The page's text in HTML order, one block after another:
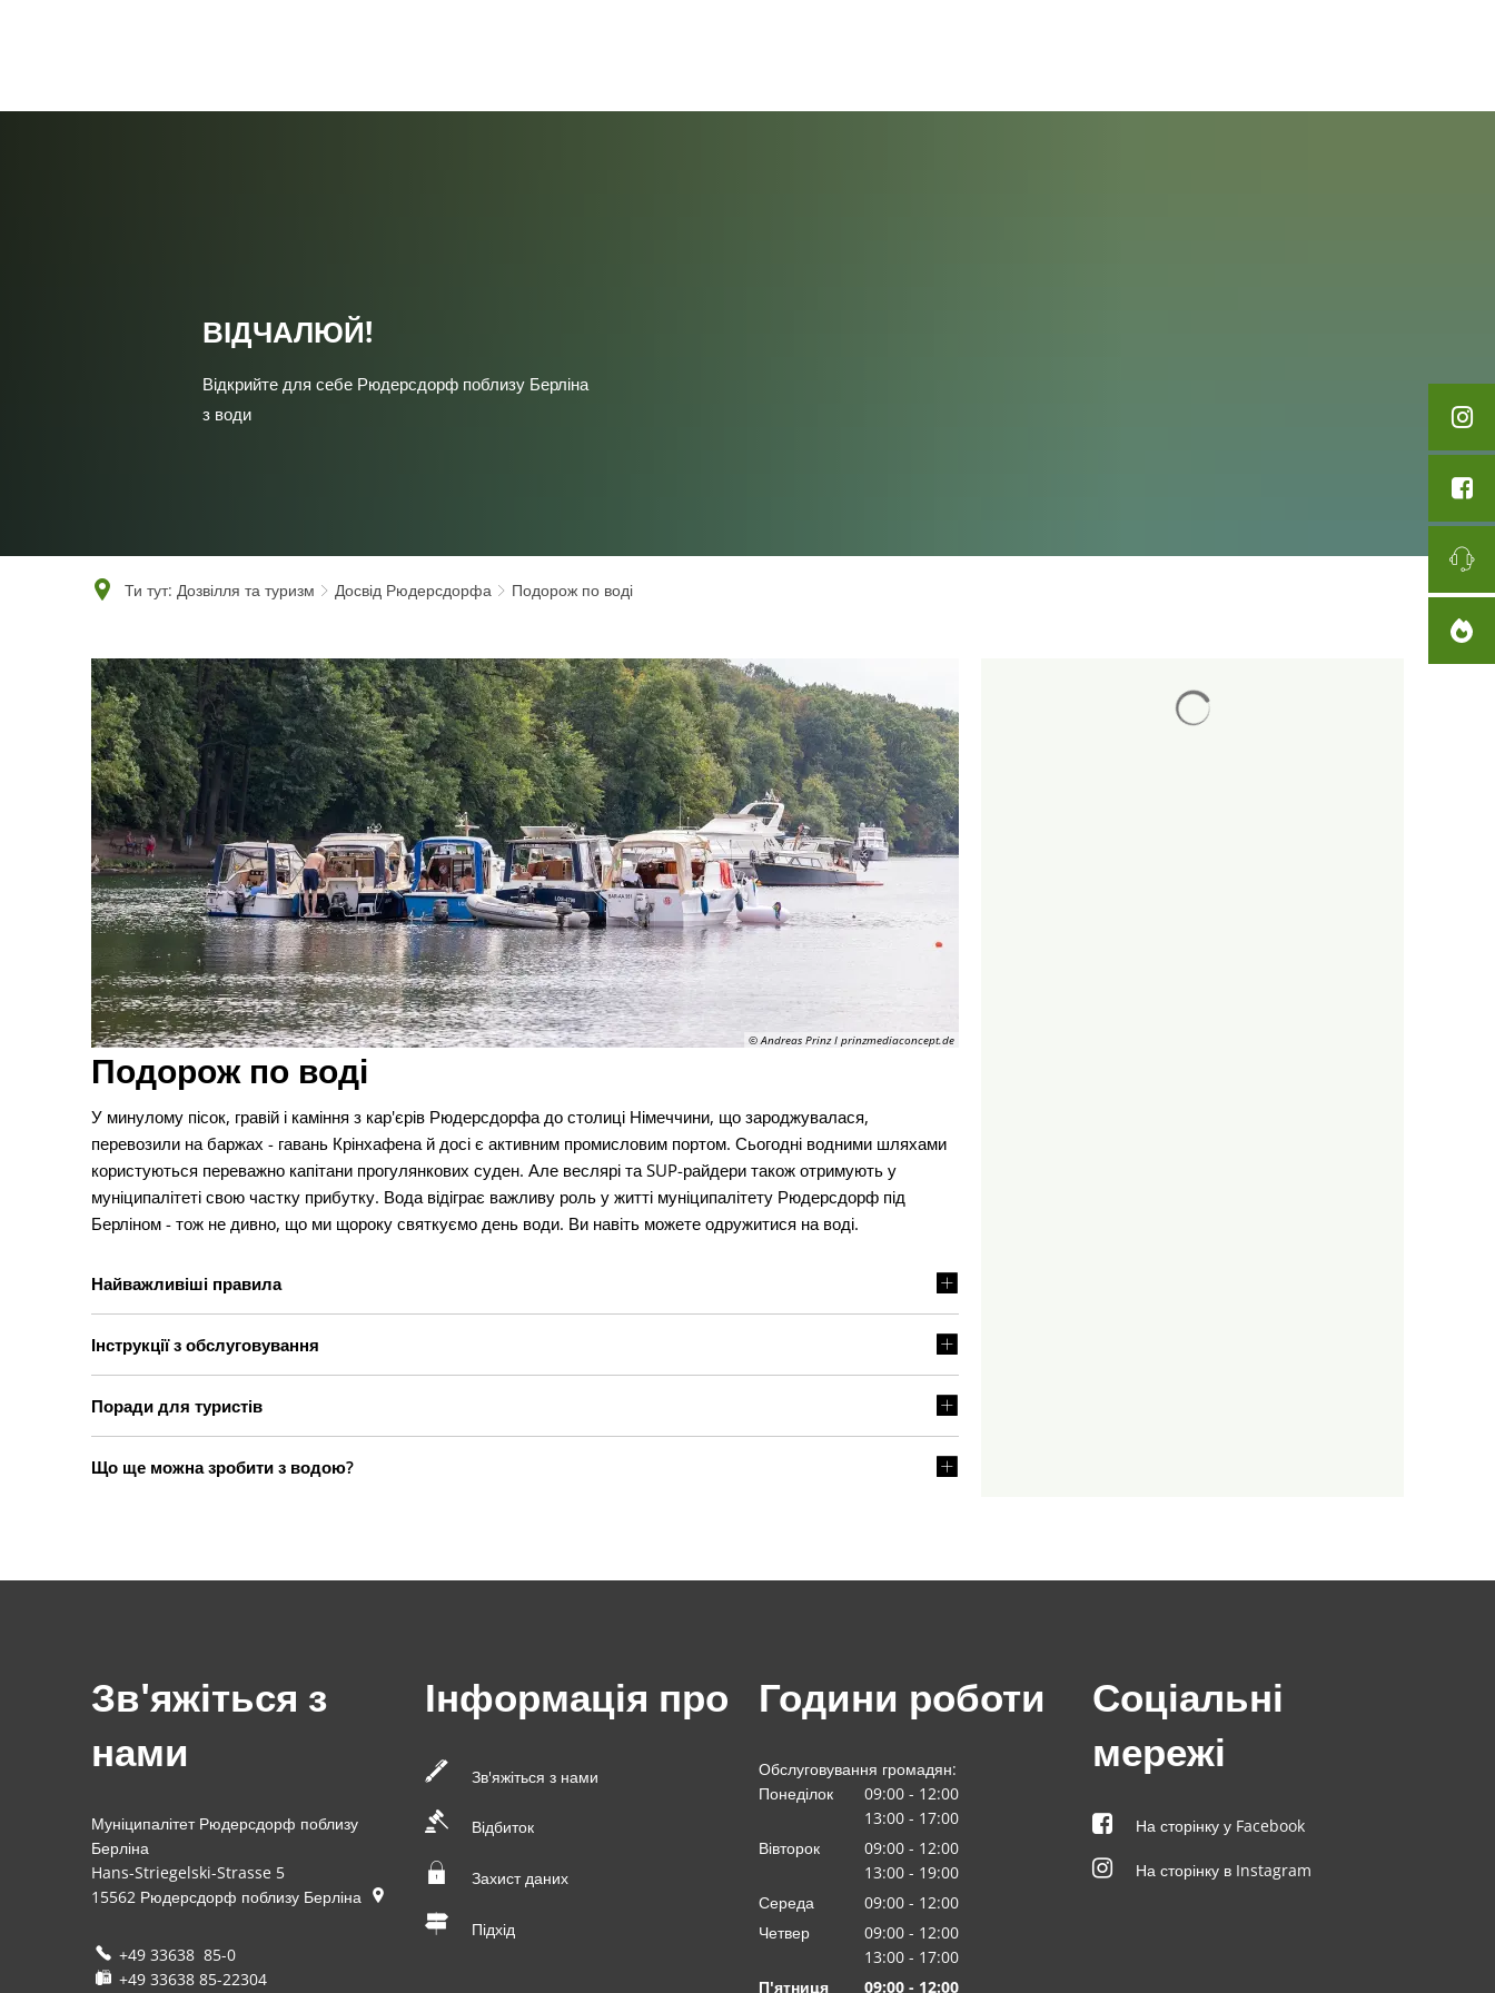
ВІДЧАЛЮЙ!
Відкрийте для себе Рюдерсдорф поблизу Берліна
з води
Ти тут: Дозвілля та туризм Досвід Рюдерсдорфа Подорож по воді
Подорож
© Andreas Prinz I prinzmediaconcept.de
Подорож по воді
У минулому пісок, гравій і каміння з кар'єрів Рюдерсдорфа до столиці Німеччини, що зароджувалася,
перевозили на баржах - гавань Крінхафена й досі є активним промисловим портом. Сьогодні водними шляхами
користуються переважно капітани прогулянкових суден. Але веслярі та SUP-райдери також отримують у
муніципалітеті свою частку прибутку. Вода відіграє важливу роль у житті муніципалітету Рюдерсдорф під
Берліном - тож не дивно, що ми щороку святкуємо день води. Ви навіть можете одружитися на воді.
Найважливіші правила
Інструкції з обслуговування
Поради для туристів
Що ще можна зробити з водою?
Зв'яжіться з
нами
Муніципалітет Рюдерсдорф поблизу
Берліна
Hans-Striegelski-Strasse 5
15562 Рюдерсдорф поблизу Берліна
+49 33638 85-0
+49 33638 85-22304
Інформація про
Зв'яжіться з нами
Відбиток
Захист даних
Підхід
Години роботи
Обслуговування громадян:
Понеділок
09:00 - 12:00
З 09:00 до 12:00
13:00 - 17:00
З 13:00 до 17:00
Вівторок 09:00 - 12:00
З 09:00 до 12:00
13:00 - 19:00
З 13:00 до 19:00
Середа 09:00 - 12:00
З 09:00 до 12:00
Четвер 09:00 - 12:00
З 09:00 до 12:00
13:00 - 17:00
З 13:00 до 17:00
П'ятниця 09:00 - 12:00
Соціальні
мережі
На сторінку у Facebook
На сторінку в Instagram